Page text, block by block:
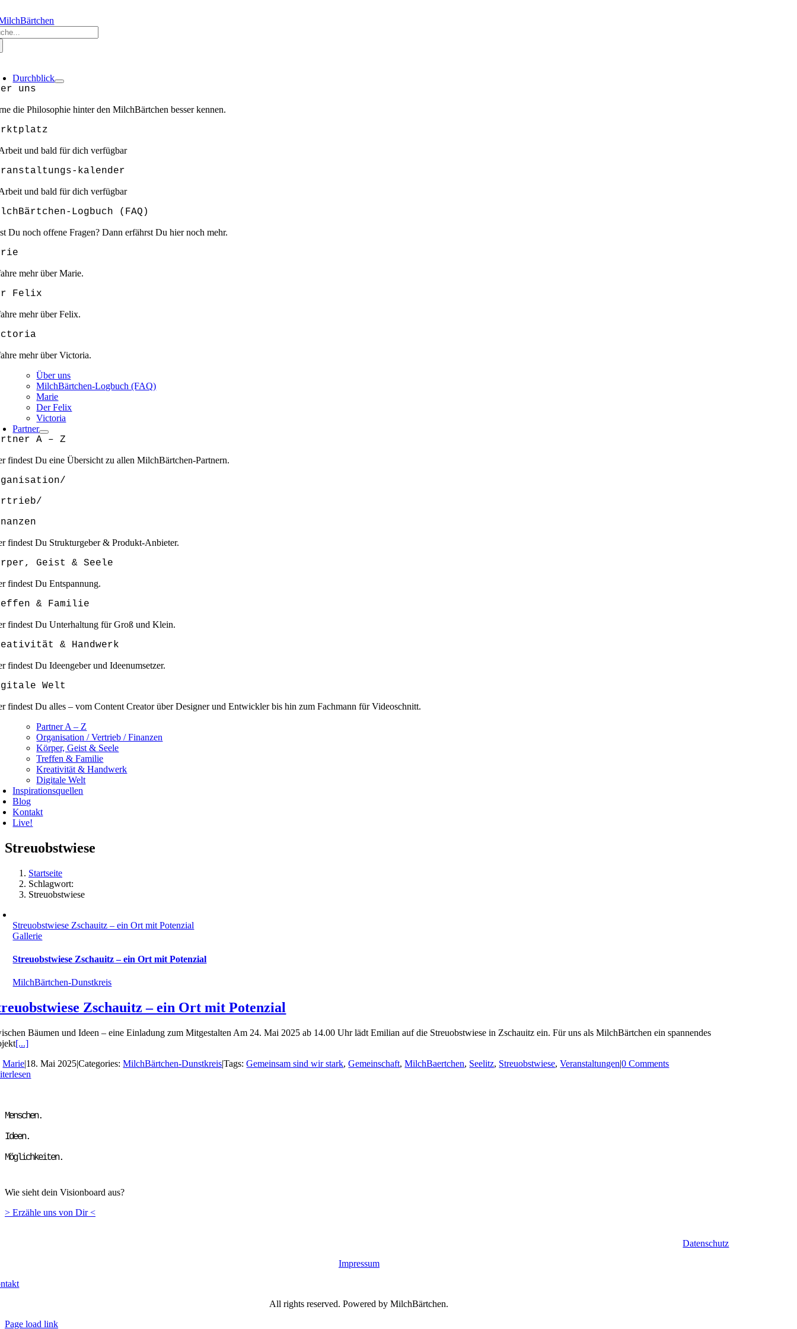
Inhalt
springen
Durchblick
uns
die Philosophie hinter den MilchBärtchen besser kennen.
und bald für dich verfügbar
kalender
und bald für dich verfügbar
Logbuch (FAQ)
Du noch offene Fragen? Dann erfährst Du hier noch mehr.
mehr über Marie.
Felix
mehr über Felix.
mehr über Victoria.
Über uns
MilchBärtchen-Logbuch (FAQ)
Marie
Der Felix
Victoria
Partner
A – Z
findest Du eine Übersicht zu allen MilchBärtchen-Partnern.
findest Du Strukturgeber & Produkt-Anbieter.
Geist & Seele
findest Du Entspannung.
& Familie
findest Du Unterhaltung für Groß und Klein.
& Handwerk
findest Du Ideengeber und Ideenumsetzer.
Welt
findest Du alles – vom Content Creator über Designer und Entwickler bis hin zum Fachmann für Videoschnitt.
Partner A – Z
Organisation / Vertrieb / Finanzen
Körper, Geist & Seele
Treffen & Familie
Kreativität & Handwerk
Digitale Welt
Inspirationsquellen
Blog
Kontakt
Live!
Streuobstwiese
Startseite
Schlagwort:
Streuobstwiese
Streuobstwiese Zschauitz – ein Ort mit Potenzial
Gallerie
Streuobstwiese Zschauitz – ein Ort mit Potenzial
MilchBärtchen-Dunstkreis
Zschauitz – ein Ort mit Potenzial
Bäumen und Ideen – eine Einladung zum Mitgestalten Am 24. Mai 2025 ab 14.00 Uhr lädt Emilian auf die Streuobstwiese in Zschauitz ein. Für uns als MilchBärtchen ein spannendes
[...]
Marie|18. Mai 2025|Categories:MilchBärtchen-Dunstkreis|Tags:Gemeinsam sind wir stark,Gemeinschaft,MilchBaertchen, Seelitz, Streuobstwiese,Veranstaltungen|0 Comments
Menschen.
Ideen.
Möglichkeiten.
Wie sieht dein Visionboard aus?
> Erzähle uns von Dir <
Datenschutz
Impressum
All rights reserved. Powered by MilchBärtchen.
Page load link